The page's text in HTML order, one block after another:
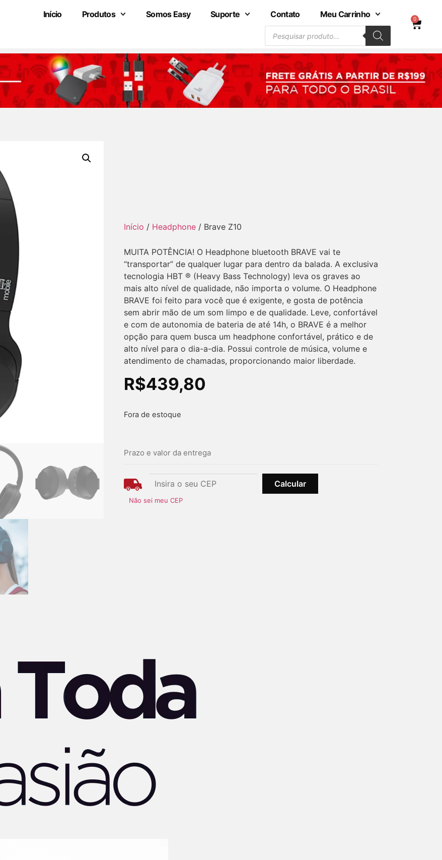
Início Produtos Somos Easy Suporte Contato Meu Carrinho 0
Início / Headphone / Brave Z10
MUITA POTÊNCIA! O Headphone bluetooth BRAVE vai te
“transportar” de qualquer lugar para dentro da balada. A exclusiva
tecnologia HBT ® (Heavy Bass Technology) leva os graves ao
mais alto nível de qualidade, não importa o volume. O Headphone
BRAVE foi feito para você que é exigente, e gosta de potência
sem abrir mão de um som limpo e de qualidade. Leve, confortável
e com de autonomia de bateria de até 14h, o BRAVE é a melhor
opção para quem busca um headphone confortável, prático e de
alto nível para o dia-a-dia. Possui controle de música, volume e
atendimento de chamadas, proporcionando maior liberdade.
R$439,80
Fora de estoque
Prazo e valor da entrega
Não sei meu CEP